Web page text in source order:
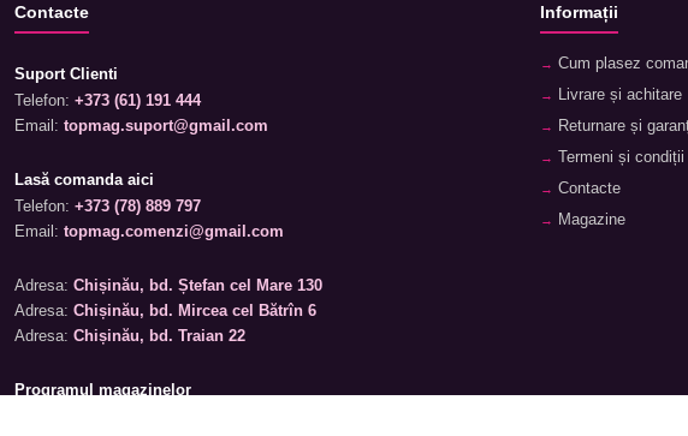
Contacte
Suport Clienti
Telefon: +373 (61) 191 444
Email: topmag.suport@gmail.com
Lasă comanda aici
Telefon: +373 (78) 889 797
Email: topmag.comenzi@gmail.com
Adresa: Chișinău, bd. Ștefan cel Mare 130
Adresa: Chișinău, bd. Mircea cel Bătrîn 6
Adresa: Chișinău, bd. Traian 22
Programul magazinelor
Informații
Cum plasez
Livrare și achitare
Returnare și
Termeni și condiții
Contacte
Magazine